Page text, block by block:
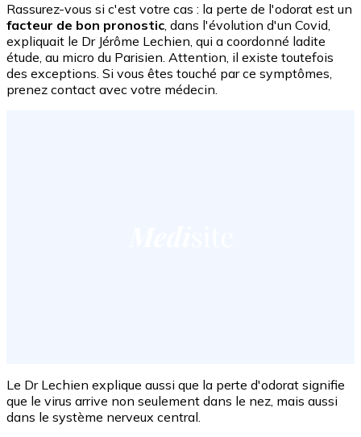
Rassurez-vous si c'est votre cas : la perte de l'odorat est un
facteur de bon pronostic, dans l'évolution d'un Covid,
expliquait le Dr Jérôme Lechien, qui a coordonné ladite
étude, au micro du Parisien. Attention, il existe toutefois
des exceptions. Si vous êtes touché par ce symptômes,
prenez contact avec votre médecin.
Le Dr Lechien explique aussi que la perte d'odorat signifie
que le virus arrive non seulement dans le nez, mais aussi
dans le système nerveux central.